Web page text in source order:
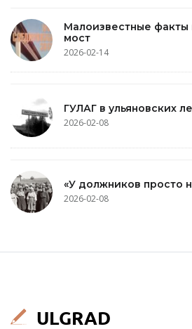
Малоизвестные факты
мост
2026-02-14
ГУЛАГ в ульяновских
2026-02-08
«У должников просто
2026-02-08